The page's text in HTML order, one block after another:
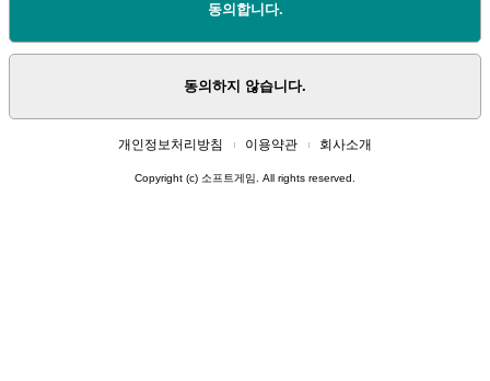
동의합니다.
동의하지 않습니다.
개인정보처리방침 이용약관 회사소개
Copyright (c) 소프트게임. All rights reserved.